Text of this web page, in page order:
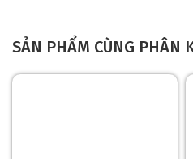
SẢN PHẨM CÙNG PHÂN